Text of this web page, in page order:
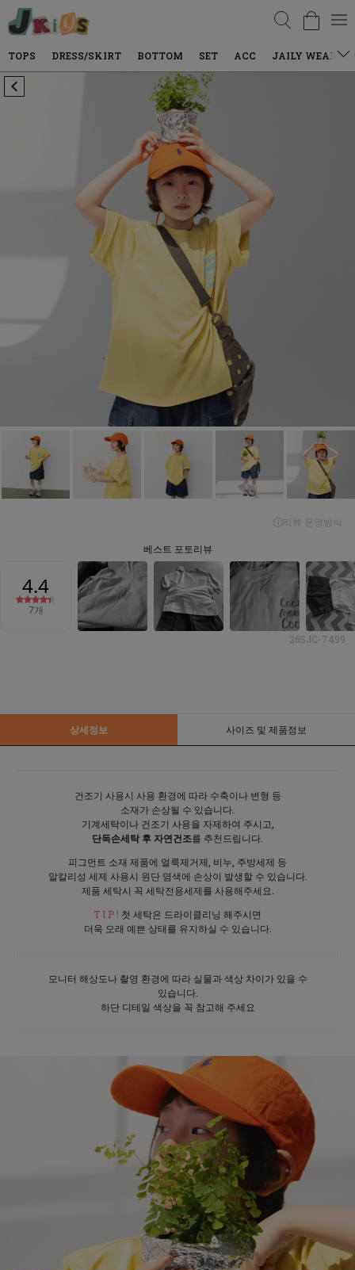
검색
TOPS DRESS/SKIRT BOTTOM SET ACC JAILY WEAR
26SJC-7499
상세정보 사이즈 및 제품정보
건조기 사용시 사용 환경에 따라 수축이나 변형 등
소재가 손상될 수 있습니다.
기계세탁이나 건조기 사용을 자제하여 주시고,
단독손세탁 후 자연건조를 추천드립니다.
피그먼트 소재 제품에 얼룩제거제, 비누, 주방세제 등
알칼리성 세제 사용시 원단 염색에 손상이 발생할 수 있습니다.
제품 세탁시 꼭 세탁전용세제를 사용해주세요.
T I P ! 첫 세탁은 드라이클리닝 해주시면
더욱 오래 예쁜 상태를 유지하실 수 있습니다.
모니터 해상도나 촬영 환경에 따라 실물과 색상 차이가 있을 수
있습니다.
하단 디테일 색상을 꼭 참고해 주세요